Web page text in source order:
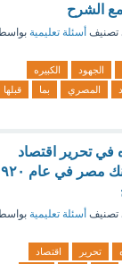
الشرح
تصنيف أسئلة تعليمية
الجهود
الكبيره
المصري بما
قبلها
في تحرير اقتصاد
مصر أسس بنك مصر في
تصنيف أسئلة تعليمية
تحرير
اقتصاد